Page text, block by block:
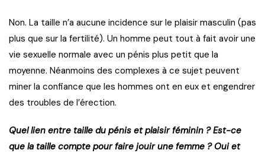
Non. La taille n’a aucune incidence sur le plaisir masculin (pas
plus que sur la fertilité). Un homme peut tout à fait avoir une
vie sexuelle normale avec un pénis plus petit que la
moyenne. Néanmoins des complexes à ce sujet peuvent
miner la confiance que les hommes ont en eux et engendrer
des troubles de l’érection.
Quel lien entre taille du pénis et plaisir féminin ? Est-ce
que la taille compte pour faire jouir une femme ? Oui et